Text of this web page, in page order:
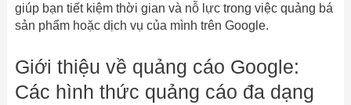
giúp bạn tiết kiệm thời gian và nỗ lực trong việc quảng bá
sản phẩm hoặc dịch vụ của mình trên Google.
Giới thiệu về quảng cáo Google:
Các hình thức quảng cáo đa dạng